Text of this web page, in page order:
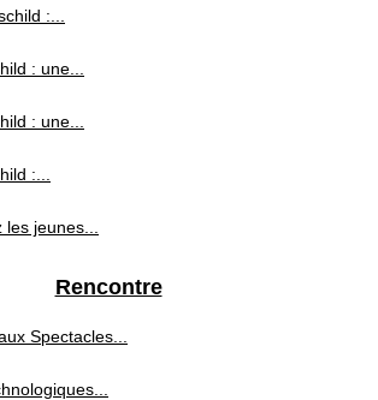
:...
: une...
: une...
:...
jeunes...
Rencontre
Spectacles...